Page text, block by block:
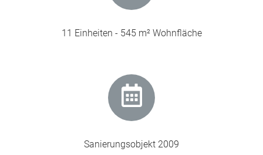
11 Einheiten - 545 m² Wohnfläche
Sanierungsobjekt 2009